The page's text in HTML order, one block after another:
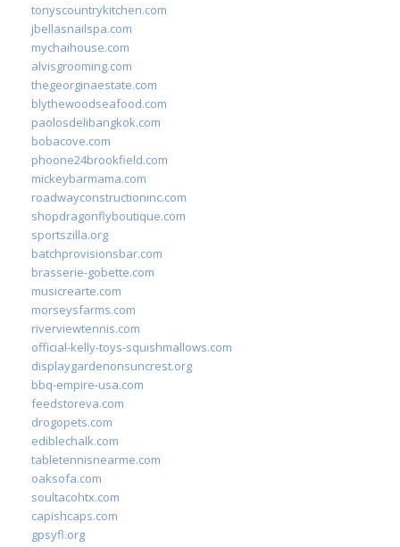
tonyscountrykitchen.com
jbellasnailspa.com
mychaihouse.com
alvisgrooming.com
thegeorginaestate.com
blythewoodseafood.com
paolosdelibangkok.com
bobacove.com
phoone24brookfield.com
mickeybarmama.com
roadwayconstructioninc.com
shopdragonflyboutique.com
sportszilla.org
batchprovisionsbar.com
brasserie-gobette.com
musicrearte.com
morseysfarms.com
riverviewtennis.com
official-kelly-toys-squishmallows.com
displaygardenonsuncrest.org
bbq-empire-usa.com
feedstoreva.com
drogopets.com
ediblechalk.com
tabletennisnearme.com
oaksofa.com
soultacohtx.com
capishcaps.com
gpsyfl.org